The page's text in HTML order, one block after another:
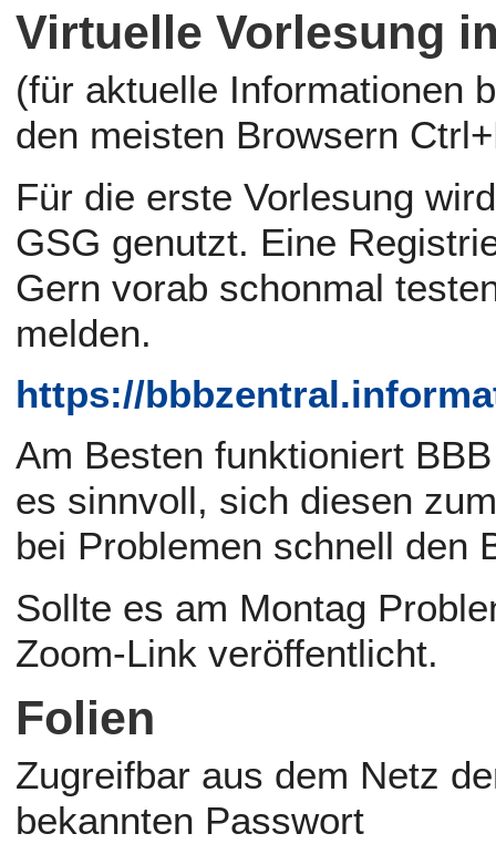
Virtuelle Vorlesung
(für aktuelle Informationen
den meisten Browsern
Für die erste Vorlesung
GSG genutzt. Eine
Gern vorab schonmal
melden.
https://
Am Besten funktioniert
es sinnvoll, sich diesen
bei Problemen schnell den
Sollte es am Montag
Zoom-Link veröffentlicht.
Folien
Zugreifbar aus dem Netz
bekannten Passwort